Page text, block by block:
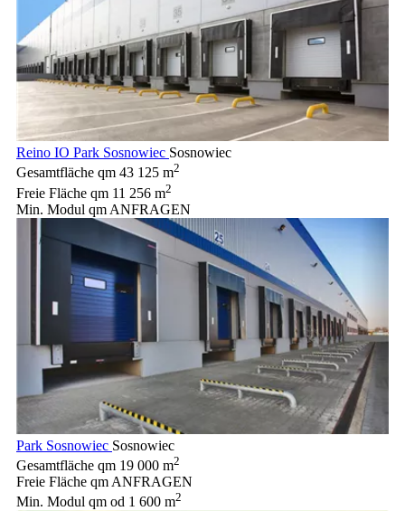
Reino IO Park Sosnowiec Sosnowiec
Gesamtfläche qm 43 125 m2
Freie Fläche qm 11 256 m2
Min. Modul qm ANFRAGEN
Park Sosnowiec Sosnowiec
Gesamtfläche qm 19 000 m2
Freie Fläche qm ANFRAGEN
Min. Modul qm od 1 600 m2